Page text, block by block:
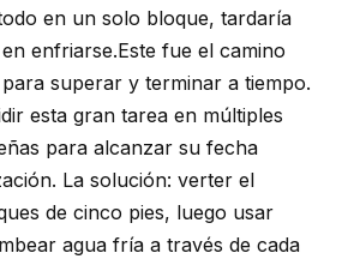
en un solo bloque, tardaría
enfriarse.Este fue el camino
superar y terminar a tiempo.
esta gran tarea en múltiples
para alcanzar su fecha
La solución: verter el
de cinco pies, luego usar
agua fría a través de cada